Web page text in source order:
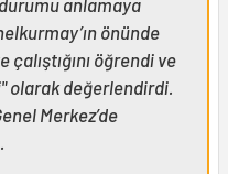
önünde
öğrendi ve
olarak değerlendirdi.
Merkez’de